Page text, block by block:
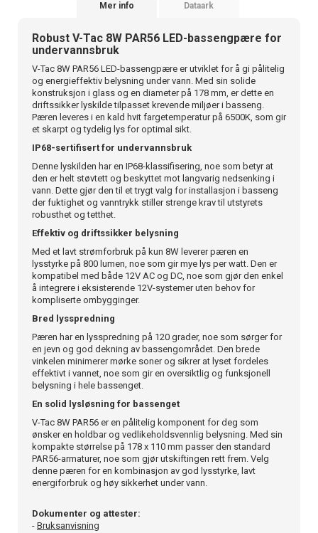
Mer info Dataark
Robust V-Tac 8W PAR56 LED-bassengpære for
undervannsbruk
V-Tac 8W PAR56 LED-bassengpære er utviklet for å gi pålitelig
og energieffektiv belysning under vann. Med sin solide
konstruksjon i glass og en diameter på 178 mm, er dette en
driftssikker lyskilde tilpasset krevende miljøer i basseng.
Pæren leveres i en kald hvit fargetemperatur på 6500K, som gir
et skarpt og tydelig lys for optimal sikt.
IP68-sertifisert for undervannsbruk
Denne lyskilden har en IP68-klassifisering, noe som betyr at
den er helt støvtett og beskyttet mot langvarig nedsenking i
vann. Dette gjør den til et trygt valg for installasjon i basseng
der fuktighet og vanntrykk stiller strenge krav til utstyrets
robusthet og tetthet.
Effektiv og driftssikker belysning
Med et lavt strømforbruk på kun 8W leverer pæren en
lysstyrke på 800 lumen, noe som gir mye lys per watt. Den er
kompatibel med både 12V AC og DC, noe som gjør den enkel
å integrere i eksisterende 12V-systemer uten behov for
kompliserte ombygginger.
Bred lysspredning
Pæren har en lysspredning på 120 grader, noe som sørger for
en jevn og god dekning av bassengområdet. Den brede
vinkelen minimerer mørke soner og sikrer at lyset fordeles
effektivt i vannet, noe som gir en oversiktlig og funksjonell
belysning i hele bassenget.
En solid lysløsning for bassenget
V-Tac 8W PAR56 er en pålitelig komponent for deg som
ønsker en holdbar og vedlikeholdsvennlig belysning. Med sin
kompakte størrelse på 178 x 110 mm passer den standard
PAR56-armaturer, noe som gjør utskiftingen rett frem. Velg
denne pæren for en kombinasjon av god lysstyrke, lavt
energiforbruk og høy sikkerhet under vann.
Dokumenter og attester:
- Bruksanvisning